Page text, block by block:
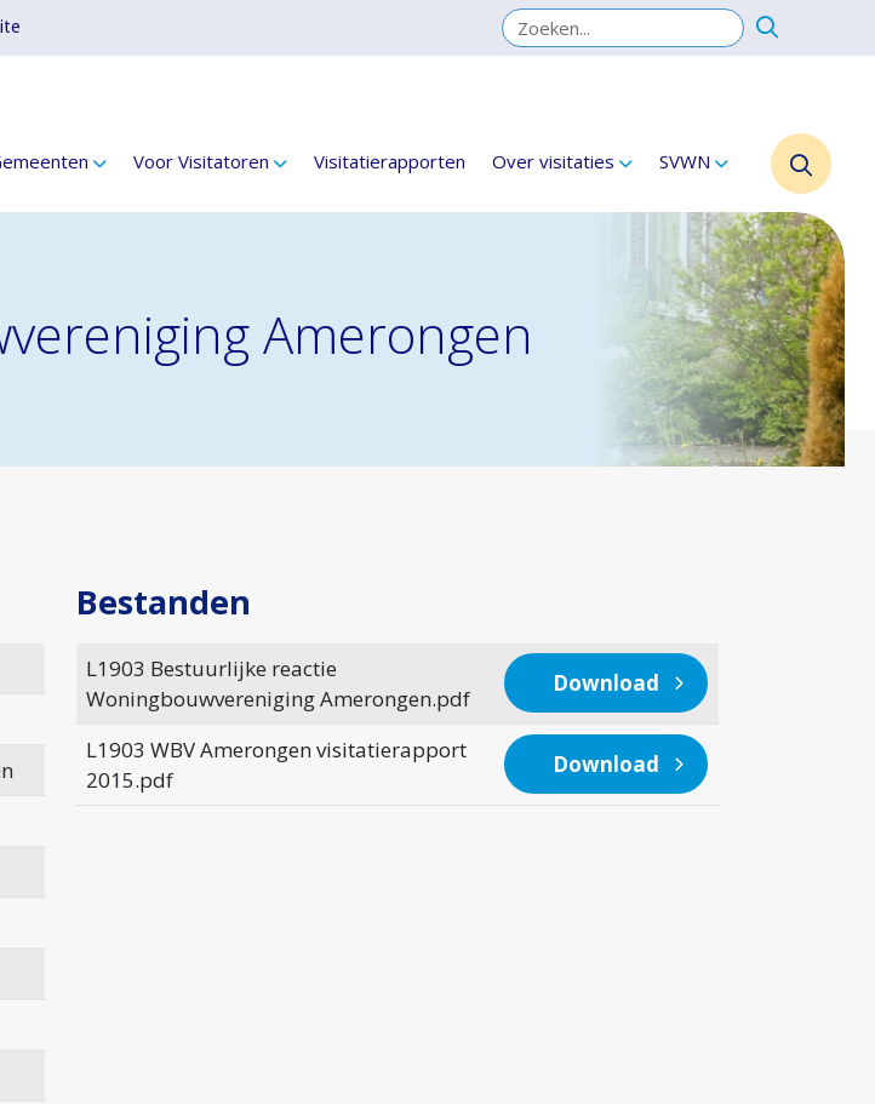
Voor Visitatoren Visitatierapporten Over visitaties SVWN
Amerongen
Bestanden
L1903 Bestuurlijke reactie
Woningbouwvereniging Amerongen.pdf
Download
L1903 WBV Amerongen visitatierapport
2015.pdf
Download